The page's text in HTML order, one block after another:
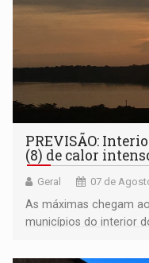
PREVISÃO:
(8) de calor
Geral 07 de
As máximas chegam
municípios do interior